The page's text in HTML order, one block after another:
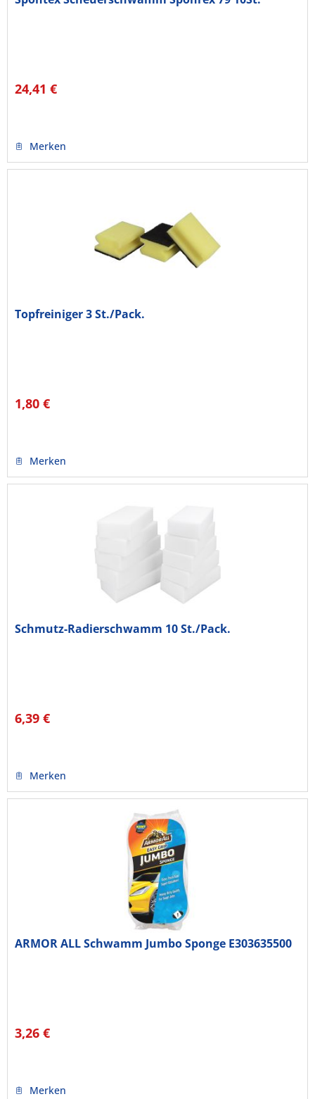
24,41 €
Merken
Topfreiniger 3 St./Pack.
1,80 €
Merken
Schmutz-Radierschwamm 10 St./Pack.
6,39 €
Merken
ARMOR ALL Schwamm Jumbo Sponge E303635500
3,26 €
Merken